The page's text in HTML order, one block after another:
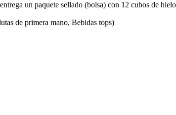
un paquete sellado (bolsa) con 12 cubos de
de primera mano, Bebidas tops)